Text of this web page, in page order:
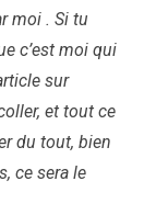
moi . Si tu
c’est moi qui
sur
et tout ce
du tout, bien
ce sera le